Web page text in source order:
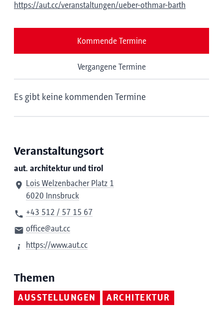
https://aut.cc/veranstaltungen/ueber-othmar-barth
Kommende Termine
Vergangene Termine
Es gibt keine kommenden Termine
Veranstaltungsort
aut. architektur und tirol
Lois Welzenbacher Platz 1
6020 Innsbruck
+43 512 / 57 15 67
office@aut.cc
https://www.aut.cc
Themen
AUSSTELLUNGEN ARCHITEKTUR